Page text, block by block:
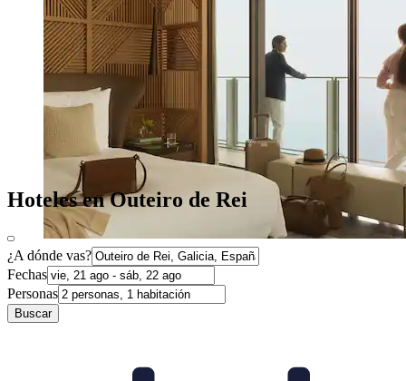
Hoteles en Outeiro de Rei
¿A dónde vas?
Fechas
Personas
Buscar